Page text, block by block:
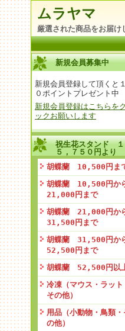
ムラヤマ
厳選された商品をお届け
新規会員募集中
新規会員登録して頂くと
０ポイントプレゼント中
新規会員登録はこちらを
ックお願いします
祝生花スタンド １
５，７５０円より
胡蝶蘭 10,500円ま
胡蝶蘭 10,500円か
21,000円まで
胡蝶蘭 21,000円か
31,500円まで
胡蝶蘭 31,500円か
52,500円まで
胡蝶蘭 52,500円以
冷凍（マウス・ラット
その他）
用品（小動物・鳥類・
の他）